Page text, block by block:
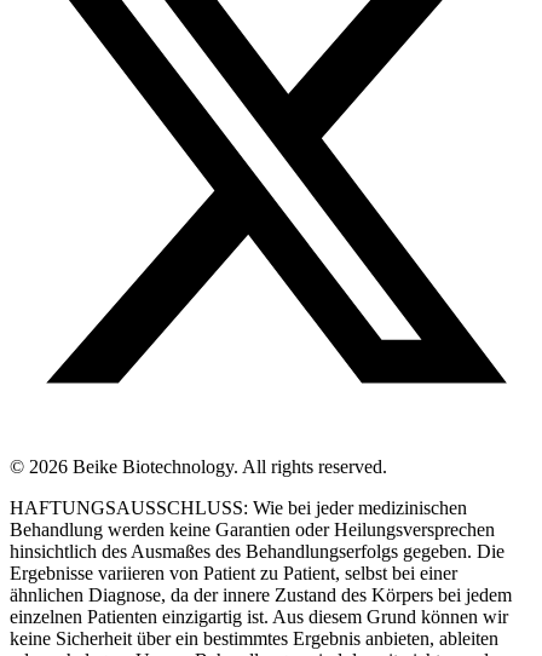
© 2026 Beike Biotechnology. All rights reserved.
HAFTUNGSAUSSCHLUSS: Wie bei jeder medizinischen
Behandlung werden keine Garantien oder Heilungsversprechen
hinsichtlich des Ausmaßes des Behandlungserfolgs gegeben. Die
Ergebnisse variieren von Patient zu Patient, selbst bei einer
ähnlichen Diagnose, da der innere Zustand des Körpers bei jedem
einzelnen Patienten einzigartig ist. Aus diesem Grund können wir
keine Sicherheit über ein bestimmtes Ergebnis anbieten, ableiten